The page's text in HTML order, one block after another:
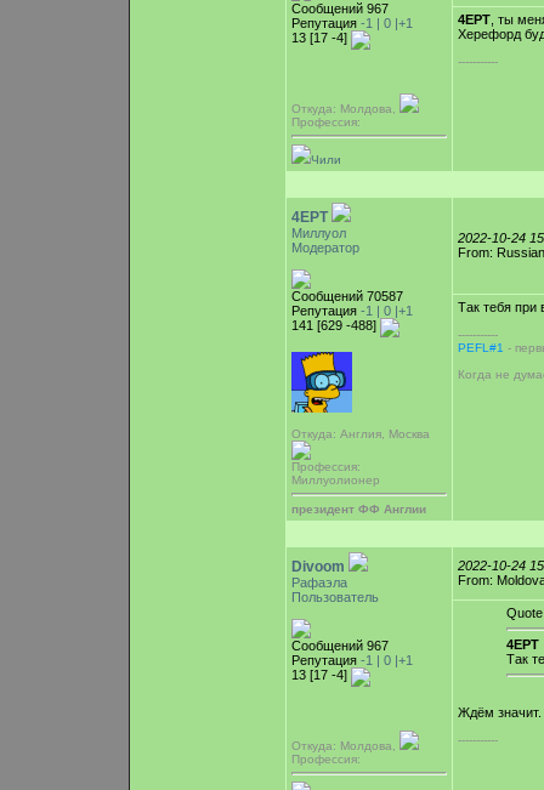
Сообщений 967
Репутация -1 | 0 |+1
13 [17 -4]
Откуда: Молдова,
Профессия:
Чили
4EPT , ты
Херефорд
-----------
4EPT
Миллуол
Модератор
Сообщений 70587
Репутация -1 | 0 |+1
141 [629 -488]
Откуда: Англия, Москва
Профессия:
Миллуолионер
президент ФФ Англии
2022-10-24
From:
Так тебя при
-----------
PEFL#1 -
Когда не
Divoom
Рафаэла
Пользователь
Сообщений 967
Репутация -1 | 0 |+1
13 [17 -4]
Откуда: Молдова,
Профессия:
2022-10-24
From:
Quote
4EPT
Так
Ждём значит.
-----------